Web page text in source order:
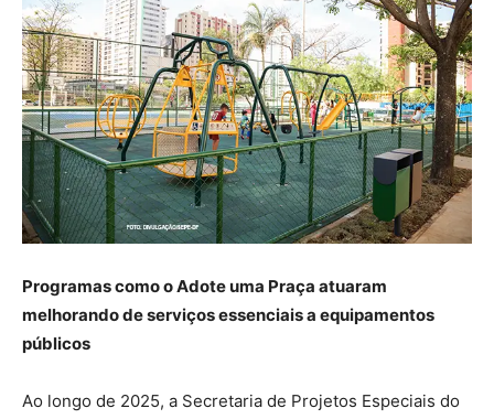
Programas como o Adote uma Praça atuaram
melhorando de serviços essenciais a equipamentos
públicos
Ao longo de 2025, a Secretaria de Projetos Especiais do